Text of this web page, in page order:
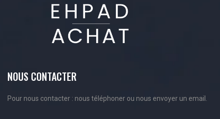
NOUS CONTACTER
Pour nous contacter : nous téléphoner ou nous envoyer un email.